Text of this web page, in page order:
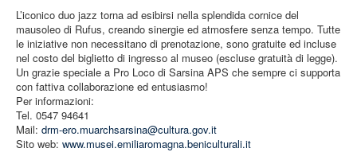
L’iconico duo jazz torna ad esibirsi nella splendida cornice del
mausoleo di Rufus, creando sinergie ed atmosfere senza tempo. Tutte
le iniziative non necessitano di prenotazione, sono gratuite ed incluse
nel costo del biglietto di ingresso al museo (escluse gratuità di legge).
Un grazie speciale a Pro Loco di Sarsina APS che sempre ci supporta
con fattiva collaborazione ed entusiasmo!
Per informazioni:
Tel. 0547 94641
Mail: drm-ero.muarchsarsina@cultura.gov.it
Sito web: www.musei.emiliaromagna.beniculturali.it